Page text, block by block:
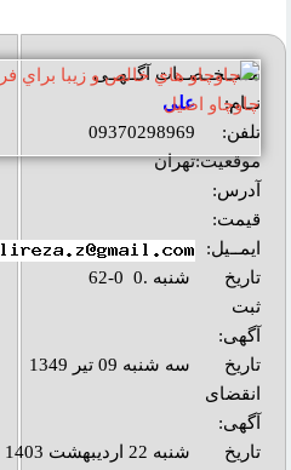
مشــخــصــات آگــهــی
نــام:
علی
تلفن:
09370298969
موقعیت:تهران
آدرس:
قیمت:
ایمــیل:
تاریخ
ثبت
آگهی:
شنبه .0 0-62
تاریخ
انقضای
آگهی:
سه شنبه 09 تیر 1349
تاريخ
شنبه 22 اردیبهشت 1403